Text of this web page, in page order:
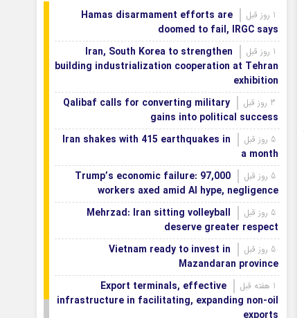
شد
Hamas disarmament efforts are
doomed to fail, IRGC says
Iran, South Korea to strengthen
building industrialization cooperation at Tehran
exhibition
Qalibaf calls for converting military
gains into political success
Iran shakes with 415 earthquakes in
a month
Trump’s economic failure: 97,000
workers axed amid AI hype, negligence
Mehrzad: Iran sitting volleyball
deserve greater respect
Vietnam ready to invest in
Mazandaran province
Export terminals, effective
infrastructure in facilitating, expanding non-oil